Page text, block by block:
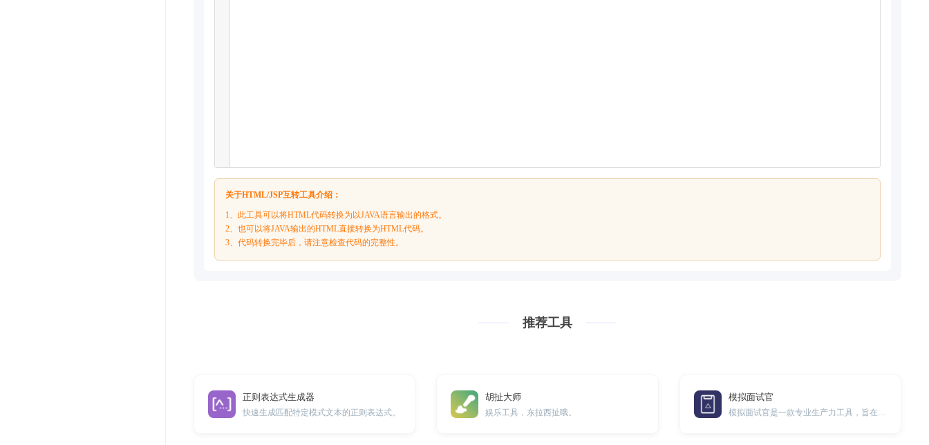
关于HTML/JSP互转工具介绍：
1、此工具可以将HTML代码转换为以JAVA语言输出的格式。
2、也可以将JAVA输出的HTML直接转换为HTML代码。
3、代码转换完毕后，请注意检查代码的完整性。
推荐工具
正则表达式生成器
快速生成匹配特定模式文本的正则表达式。
胡扯大师
娱乐工具，东拉西扯哦。
模拟面试官